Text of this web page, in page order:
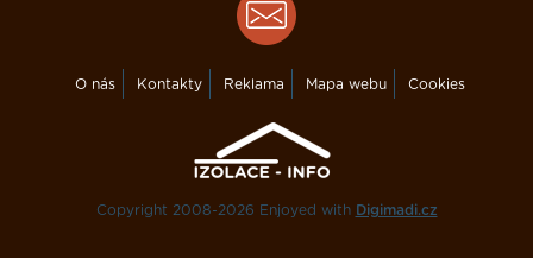
O nás Kontakty Reklama Mapa webu Cookies
Copyright 2008-2026 Enjoyed with Digimadi.cz